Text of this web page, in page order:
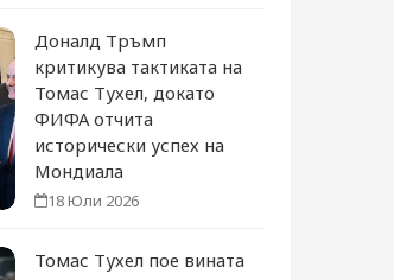
Доналд Тръмп
критикува тактиката на
Томас Тухел, докато
ФИФА отчита
исторически успех на
Мондиала
18 Юли 2026
Томас Тухел пое вината